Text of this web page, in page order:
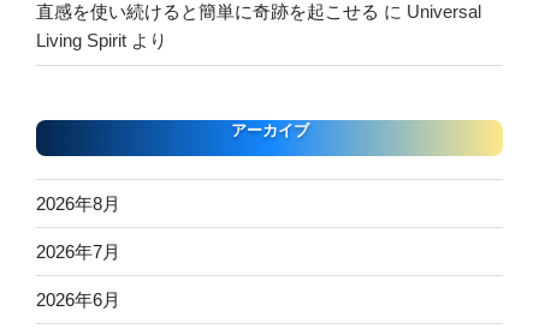
直感を使い続けると簡単に奇跡を起こせる に Universal
Living Spirit より
アーカイブ
2026年8月
2026年7月
2026年6月